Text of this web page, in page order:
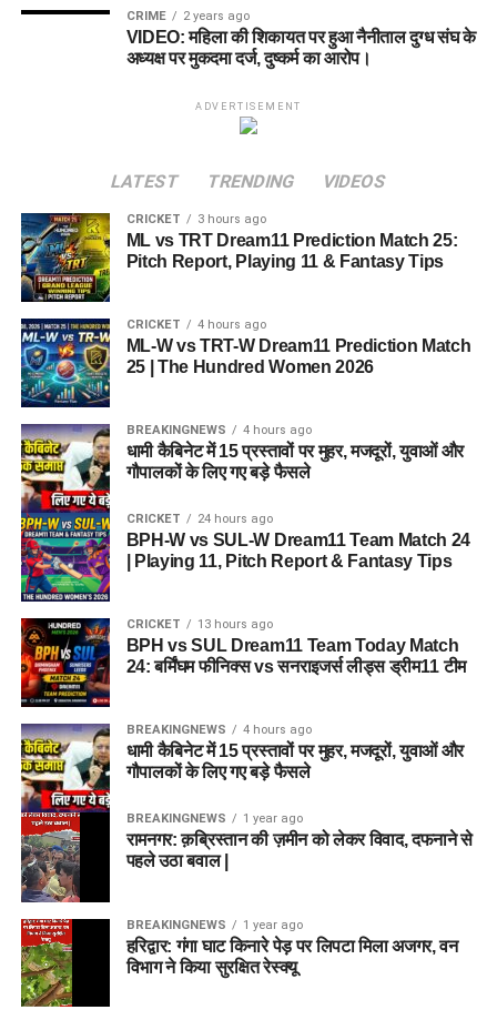
CRIME 2 years ago
VIDEO: महिला की शिकायत पर हुआ नैनीताल दुग्ध संघ के
अध्यक्ष पर मुकदमा दर्ज, दुष्कर्म का आरोप।
ADVERTISEMENT
LATEST TRENDING VIDEOS
CRICKET 3 hours ago
ML vs TRT Dream11 Prediction Match 25:
Pitch Report, Playing 11 & Fantasy Tips
CRICKET 4 hours ago
ML-W vs TRT-W Dream11 Prediction Match
25 | The Hundred Women 2026
BREAKINGNEWS 4 hours ago
धामी कैबिनेट में 15 प्रस्तावों पर मुहर, मजदूरों, युवाओं और
गौपालकों के लिए गए बड़े फैसले
CRICKET 24 hours ago
BPH-W vs SUL-W Dream11 Team Match 24
| Playing 11, Pitch Report & Fantasy Tips
CRICKET 13 hours ago
BPH vs SUL Dream11 Team Today Match
24: बर्मिंघम फीनिक्स vs सनराइजर्स लीड्स ड्रीम11 टीम
BREAKINGNEWS 4 hours ago
धामी कैबिनेट में 15 प्रस्तावों पर मुहर, मजदूरों, युवाओं और
गौपालकों के लिए गए बड़े फैसले
BREAKINGNEWS 1 year ago
रामनगर: क़ब्रिस्तान की ज़मीन को लेकर विवाद, दफनाने से
पहले उठा बवाल |
BREAKINGNEWS 1 year ago
हरिद्वार: गंगा घाट किनारे पेड़ पर लिपटा मिला अजगर, वन
विभाग ने किया सुरक्षित रेस्क्यू